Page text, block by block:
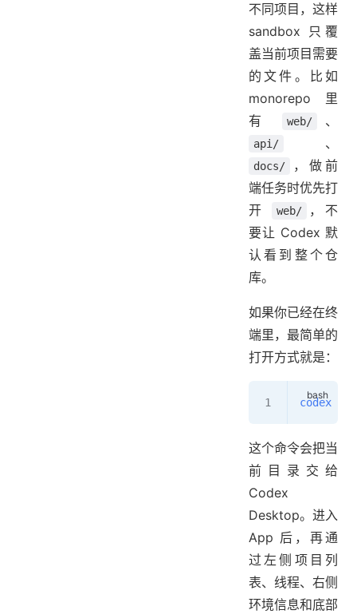
不同项目，这样
sandbox 只覆
盖当前项目需要
的文件。比如
monorepo 里
有
web/ 、
api/ 、
docs/
，做前
端任务时优先打
开
web/
，不
要让 Codex 默
认看到整个仓
库。
如果你已经在终
端里，最简单的
打开方式就是：
codex
这个命令会把当
前目录交给
Codex
Desktop。进入
App 后，再通
过左侧项目列
表、线程、右侧
环境信息和底部